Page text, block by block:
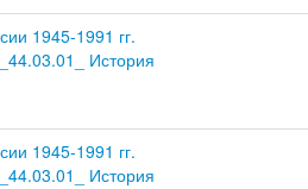
1945-1991 гг.
История
1945-1991 гг.
История